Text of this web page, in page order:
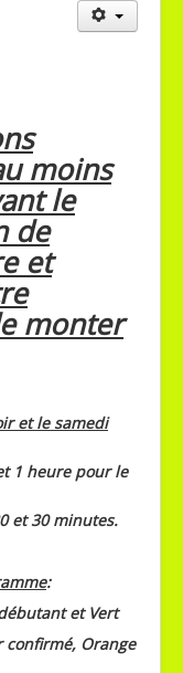
être
et
cours
est
sms ou
temps,
compte.
moins
le
de
et
monter
et le samedi
1 heure pour le
et 30 minutes.
:
et Vert
confirmé, Orange